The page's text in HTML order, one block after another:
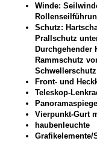
Winde:
Schutz:
Prallschutz
Durchgehender
Rammschutz
Front- und
Teleskop-
Vierpunkt-Gurt
haubenleuchte
Grafikelemente/